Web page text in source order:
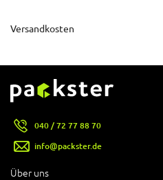
Versandkosten
Über uns
040 / 72 77 88 70
info@packster.de